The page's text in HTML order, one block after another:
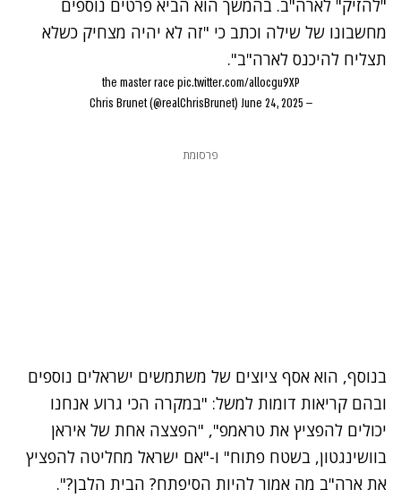
"להזיק" לארה"ב. בהמשך הוא הביא פרטים נוספים
מחשבונו של שילה וכתב כי "זה לא יהיה מצחיק כשלא
תצליח להיכנס לארה"ב".
the master race pic.twitter.com/allocgu9XP
— Chris Brunet (@realChrisBrunet)
June 24, 2025
פרסומת
בנוסף, הוא אסף ציוצים של משתמשים ישראלים נוספים
ובהם קריאות דומות למשל: "במקרה הכי גרוע אנחנו
יכולים להפציץ את טראמפ", "הפצצה אחת של איראן
בוושינגטון, בשטח פתוח" ו-"אם ישראל מחליטה להפציץ
את ארה"ב מה אמור להיות הסיפתח? הבית הלבן?".